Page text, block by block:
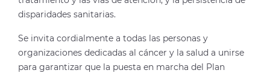
disparidades sanitarias.
Se invita cordialmente a todas las personas y
organizaciones dedicadas al cáncer y la salud a unirse
para garantizar que la puesta en marcha del Plan